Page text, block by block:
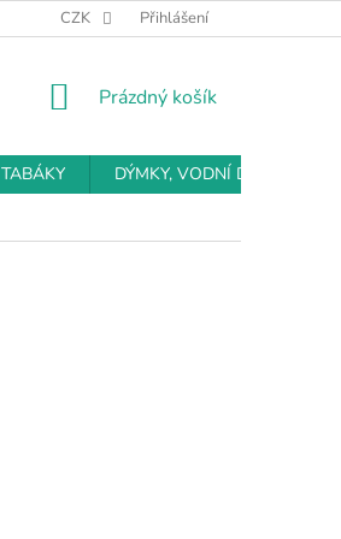
PODMÍNKY OCHRANY OSOBNÍCH ÚDAJŮ
CZK Přihlášení
NÁKUPNÍ
Prázdný košík
TABÁKY
DÝMKY, VODNÍ DÝMKY